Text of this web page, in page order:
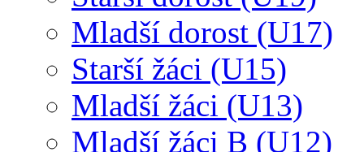
Mladší dorost (U17)
Starší žáci (U15)
Mladší žáci (U13)
Mladší žáci B (U12)